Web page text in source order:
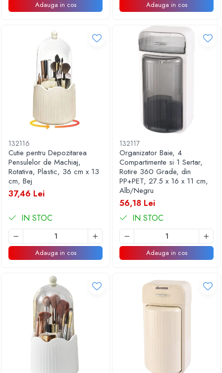
Adauga in cos Adauga in cos
132116
Cutie pentru Depozitarea
Pensulelor de Machiaj,
Rotativa, Plastic, 36 cm x 13
cm, Bej
37,46 Lei
IN STOC
Adauga in cos
132117
Organizator Baie, 4
Compartimente si 1 Sertar,
Rotire 360 Grade, din
PP+PET, 27.5 x 16 x 11 cm,
Alb/Negru
56,18 Lei
IN STOC
Adauga in cos